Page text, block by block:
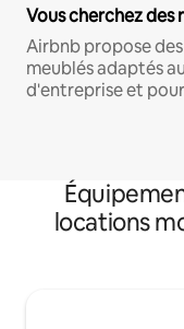
Vous cherchez des
Airbnb propose
meublés adaptés
d'entreprise et
locations